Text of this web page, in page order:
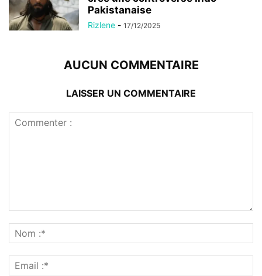
Pakistanaise
Rizlene - 17/12/2025
AUCUN COMMENTAIRE
LAISSER UN COMMENTAIRE